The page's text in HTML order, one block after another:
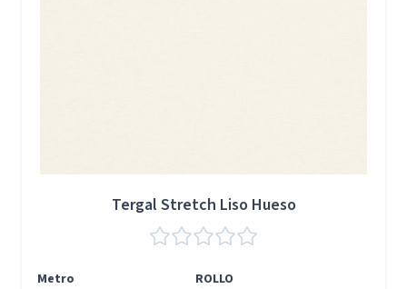
Tergal Stretch Liso Hueso
Metro
ROLLO